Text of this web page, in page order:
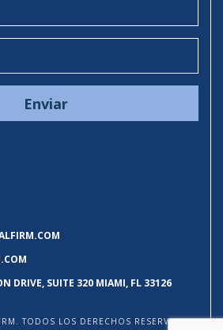
DRIVE, SUITE 320 MIAMI, FL 33126
TODOS LOS DERECHOS RESERVADOS.